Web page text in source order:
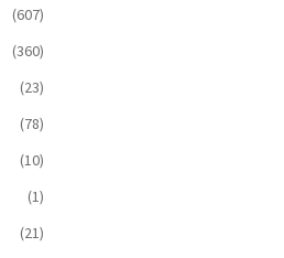
(607)
(360)
(23)
(78)
(10)
(1)
(21)